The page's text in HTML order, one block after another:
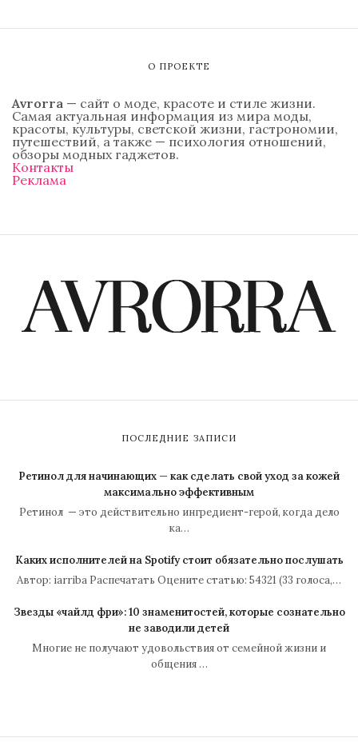
О ПРОЕКТЕ
Avrorra — сайт о моде, красоте и стиле жизни.
Самая актуальная информация из мира моды,
красоты, культуры, светской жизни, гастрономии,
путешествий, а также — психология отношений,
обзоры модных гаджетов.
Контакты
Реклама
ПОСЛЕДНИЕ ЗАПИСИ
Ретинол для начинающих — как сделать свой уход за кожей
максимально эффективным
Ретинол — это действительно ингредиент-герой, когда дело
ка…
Каких исполнителей на Spotify стоит обязательно послушать
Автор: iarriba Распечатать Оцените статью: 54321 (33 голоса,…
Звезды «чайлд фри»: 10 знаменитостей, которые сознательно
не заводили детей
Многие не получают удовольствия от семейной жизни и
общения …